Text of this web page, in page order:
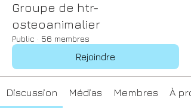
Groupe de htr-
osteoanimalier
Public · 56 membres
Rejoindre
Discussion Médias Membres À